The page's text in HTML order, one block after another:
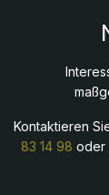
Kontaktieren
83 14 98 oder